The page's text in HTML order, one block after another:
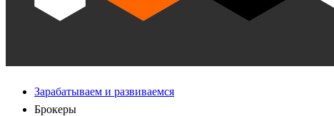
Зарабатываем и развиваемся
Брокеры